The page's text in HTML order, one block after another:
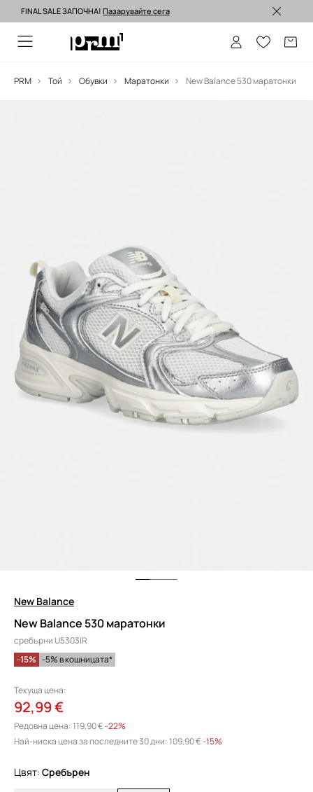
Изпращане до 24 часа >
FINAL SALE ЗАПОЧНА! Пазарувайте сега
PRM Той Обувки Маратонки New Balance 530 маратонки
New Balance
New Balance 530 маратонки
сребърни U5303IR
-15% -5% в кошницата*
Текуща цена:
92,99 €
Редовна цена:119,90 €-22%
Най-ниска цена за последните 30 дни:109,90 € -15%
Цвят: сребърен